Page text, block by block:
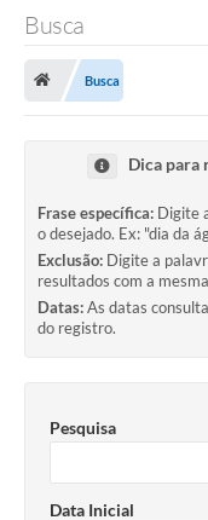
Empresas
Cidadão
Servidor
Transparência
SIC
Ouvidoria
COVID-19
Patrimônio Cultural
Busca
Busca
Dica para
Frase específica: Digite
o desejado. Ex: "dia da
Exclusão: Digite a
resultados com a
Datas:As datas
do registro.
Pesquisa
Data Inicial